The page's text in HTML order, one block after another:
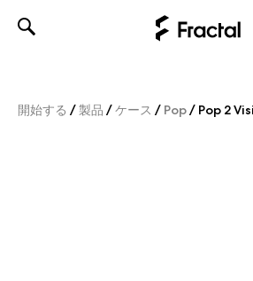
開始する /製品 /ケース / Pop/ Pop 2